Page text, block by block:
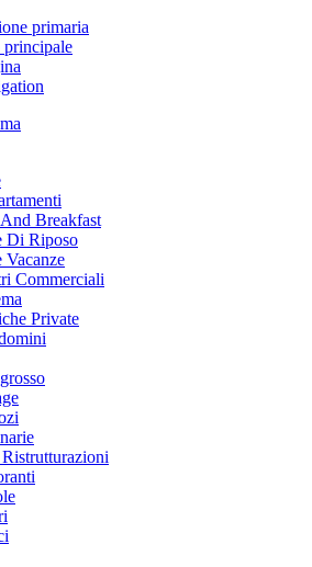
primaria
principale
Breakfast
Di Riposo
Vacanze
Commerciali
Private